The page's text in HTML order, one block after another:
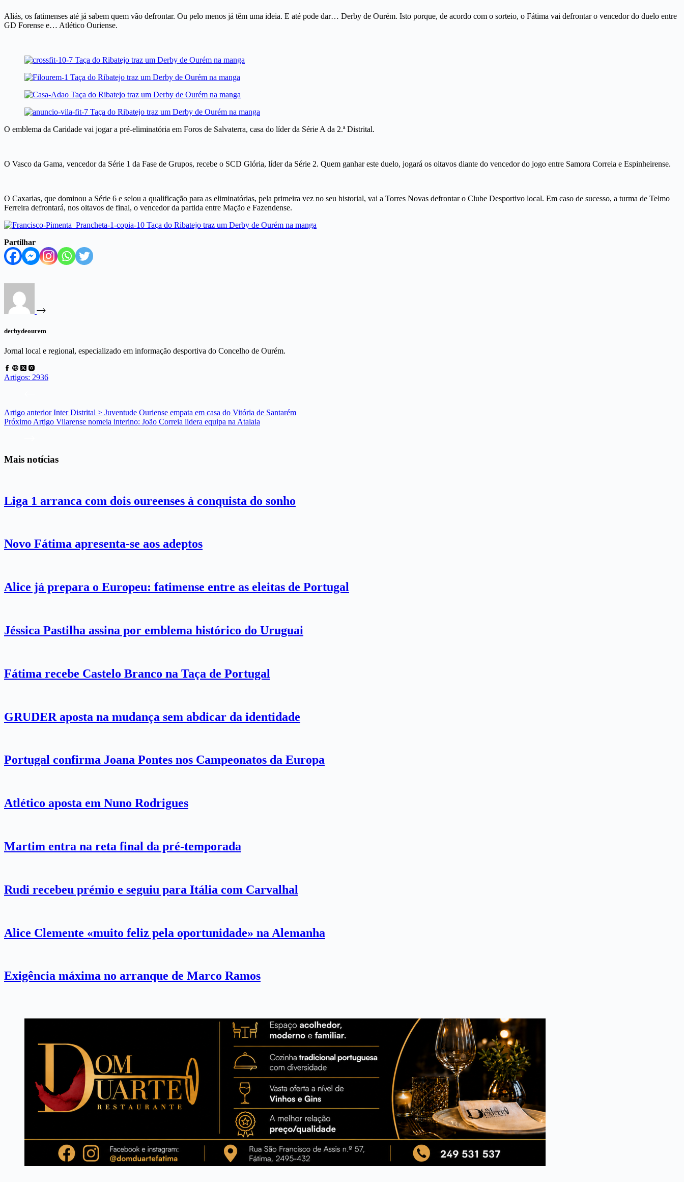
Aliás, os fatimenses até já sabem quem vão defrontar. Ou pelo menos já têm uma ideia. E até pode dar… Derby de Ourém. Isto porque, de acordo com o sorteio, o Fátima vai defrontar o vencedor do duelo entre
GD Forense e… Atlético Ouriense.
O emblema da Caridade vai jogar a pré-eliminatória em Foros de Salvaterra, casa do líder da Série A da 2.ª Distrital.
O Vasco da Gama, vencedor da Série 1 da Fase de Grupos, recebe o SCD Glória, líder da Série 2. Quem ganhar este duelo, jogará os oitavos diante do vencedor do jogo entre Samora Correia e Espinheirense.
O Caxarias, que dominou a Série 6 e selou a qualificação para as eliminatórias, pela primeira vez no seu historial, vai a Torres Novas defrontar o Clube Desportivo local. Em caso de sucesso, a turma de Telmo
Ferreira defrontará, nos oitavos de final, o vencedor da partida entre Mação e Fazendense.
Partilhar
derbydeourem
Jornal local e regional, especializado em informação desportiva do Concelho de Ourém.
Artigos: 2936
Artigo anteriorInter Distrital > Juventude Ouriense empata em casa do Vitória de Santarém
Próximo Artigo Vilarense nomeia interino: João Correia lidera equipa na Atalaia
Mais notícias
Liga 1 arranca com dois oureenses à conquista do sonho
Novo Fátima apresenta-se aos adeptos
Alice já prepara o Europeu: fatimense entre as eleitas de Portugal
Jéssica Pastilha assina por emblema histórico do Uruguai
Fátima recebe Castelo Branco na Taça de Portugal
GRUDER aposta na mudança sem abdicar da identidade
Portugal confirma Joana Pontes nos Campeonatos da Europa
Atlético aposta em Nuno Rodrigues
Martim entra na reta final da pré-temporada
Rudi recebeu prémio e seguiu para Itália com Carvalhal
Alice Clemente «muito feliz pela oportunidade» na Alemanha
Exigência máxima no arranque de Marco Ramos